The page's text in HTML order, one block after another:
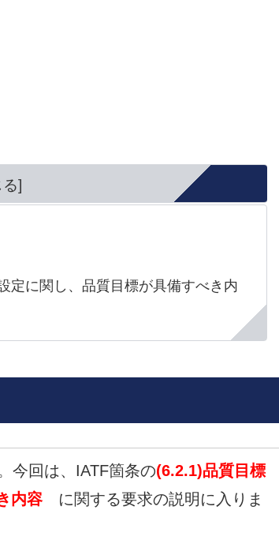
定に関し、品質目標が具備すべき内
今回は、IATF箇条の(6.2.1)品質目標
内容 に関する要求の説明に入りま